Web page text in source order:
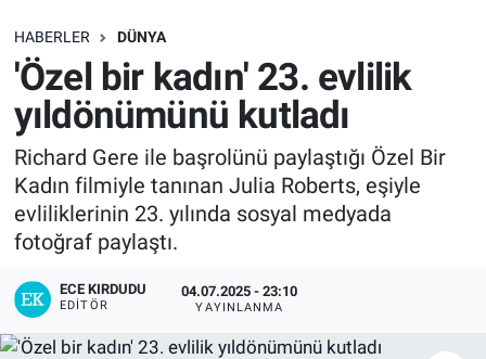
HABERLER DÜNYA
'Özel bir kadın' 23. evlilik
yıldönümünü kutladı
Richard Gere ile başrolünü paylaştığı Özel Bir
Kadın filmiyle tanınan Julia Roberts, eşiyle
evliliklerinin 23. yılında sosyal medyada
fotoğraf paylaştı.
ECE KIRDUDU
EDITÖR
04.07.2025 - 23:10
YAYINLANMA
SAĞLIK
EKONOMİ
EĞİTİM
ÖZEL HABER
Keşfet
ASTROLOJİ